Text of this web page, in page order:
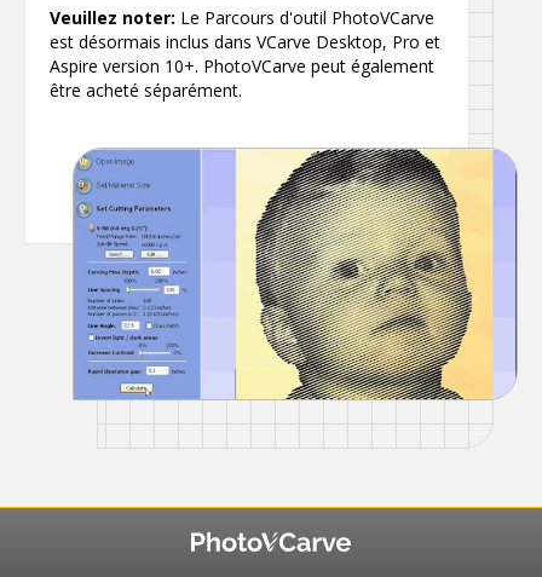
Veuillez noter: Le Parcours d'outil PhotoVCarve
est désormais inclus dans VCarve Desktop, Pro et
Aspire version 10+. PhotoVCarve peut également
être acheté séparément.